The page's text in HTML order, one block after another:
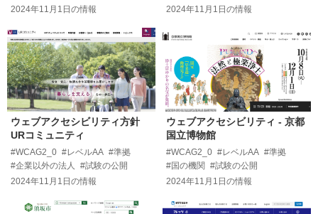
2024年11月1日 の情報
2024年11月1日 の情報
ウェブアクセシビリティ方針
URコミュニティ
#WCAG2_0 #レベルAA #準拠
#企業以外の法人
#試験の公開
2024年11月1日の情報
ウェブアクセシビリティ - 京都
国立博物館
#WCAG2_0 #レベルAA #準拠
#国の機関 #試験の公開
2024年11月1日の情報